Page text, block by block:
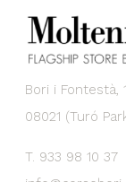
Bori i Fontestà,
08021 (Turó
T. 933 98 10 37